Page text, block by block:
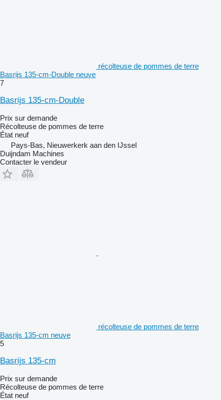
récolteuse de pommes de terre
Basrijs 135-cm-Double neuve
7
Basrijs 135-cm-Double
Prix sur demande
Récolteuse de pommes de terre
État neuf
Pays-Bas, Nieuwerkerk aan den IJssel
Duijndam Machines
Contacter le vendeur
récolteuse de pommes de terre
Basrijs 135-cm neuve
5
Basrijs 135-cm
Prix sur demande
Récolteuse de pommes de terre
État neuf